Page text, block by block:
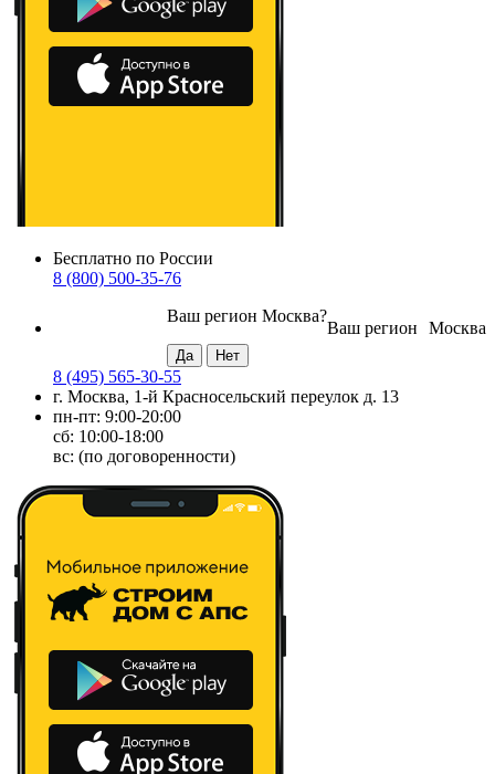
Бесплатно по России
8 (800) 500-35-76
Москва
Ваш регион
Ваш регион Москва?
8 (495) 565-30-55
г. Москва, 1-й Красносельский переулок д. 13
пн-пт: 9:00-20:00
сб: 10:00-18:00
вс: (по договоренности)